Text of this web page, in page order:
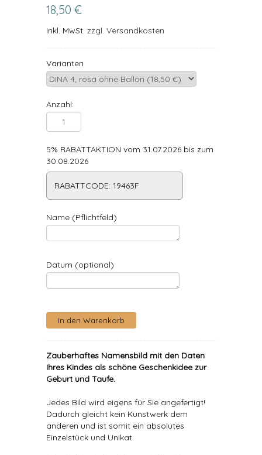
18,50 €
inkl. MwSt. zzgl. Versandkosten
Varianten
Anzahl:
5% RABATTAKTION vom 31.07.2026 bis zum
30.08.2026
RABATTCODE: 19463F
Name (Pflichtfeld)
Datum (optional)
Zauberhaftes Namensbild mit den Daten
Ihres Kindes als schöne Geschenkidee zur
Geburt und Taufe.
Jedes Bild wird eigens für Sie angefertigt!
Dadurch gleicht kein Kunstwerk dem
anderen und ist somit ein absolutes
Einzelstück und Unikat.